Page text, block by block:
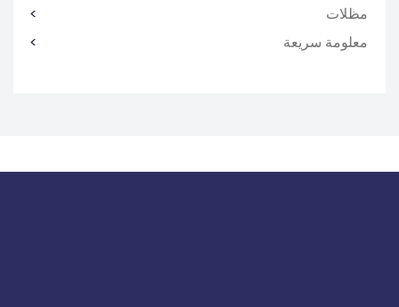
مظلات
معلومة سريعة